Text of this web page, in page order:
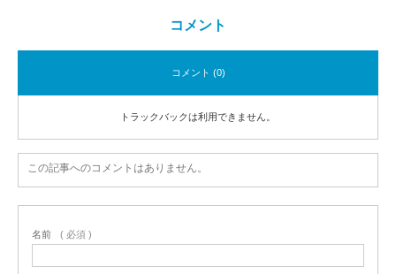
コメント
コメント (0)
トラックバックは利用できません。
この記事へのコメントはありません。
名前 ( 必須 )